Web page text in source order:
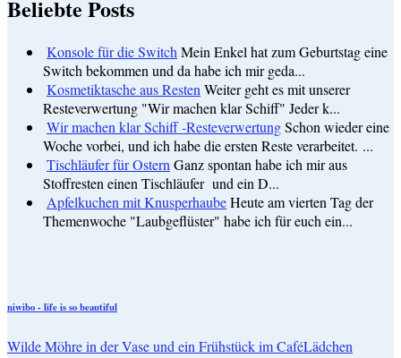
Beliebte Posts
Konsole für die Switch Mein Enkel hat zum Geburtstag eine
Switch bekommen und da habe ich mir geda...
Kosmetiktasche aus Resten Weiter geht es mit unserer
Resteverwertung "Wir machen klar Schiff" Jeder k...
Wir machen klar Schiff -ResteverwertungSchon wieder eine
Woche vorbei, und ich habe die ersten Reste verarbeitet. ...
Tischläufer für Ostern Ganz spontan habe ich mir aus
Stoffresten einen Tischläufer und ein D...
Apfelkuchen mit KnusperhaubeHeute am vierten Tag der
Themenwoche "Laubgeflüster" habe ich für euch ein...
niwibo - life is so beautiful
Wilde Möhre in der Vase und ein Frühstück im CaféLädchen